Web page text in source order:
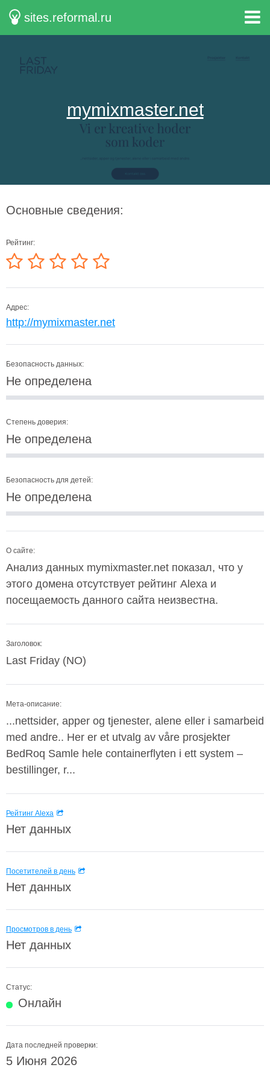
sites.reformal.ru
mymixmaster.net
Основные сведения:
Рейтинг:
Адрес:
http://mymixmaster.net
Безопасность данных:
Не определена
Степень доверия:
Не определена
Безопасность для детей:
Не определена
О сайте:
Анализ данных mymixmaster.net показал, что у
этого домена отсутствует рейтинг Alexa и
посещаемость данного сайта неизвестна.
Заголовок:
Last Friday (NO)
Мета-описание:
...nettsider, apper og tjenester, alene eller i samarbeid
med andre.. Her er et utvalg av våre prosjekter
BedRoq Samle hele containerflyten i ett system –
bestillinger, r...
Рейтинг Alexa
Нет данных
Посетителей в день
Нет данных
Просмотров в день
Нет данных
Статус:
Онлайн
Дата последней проверки:
5 Июня 2026